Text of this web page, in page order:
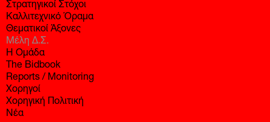
Στρατηγικοί Στόχοι
Καλλιτεχνικό Όραμα
Θεματικοί Άξονες
Μέλη Δ.Σ.
Η Ομάδα
The Bidbook
Reports / Monitoring
Χορηγοί
Χορηγική Πολιτική
Νέα